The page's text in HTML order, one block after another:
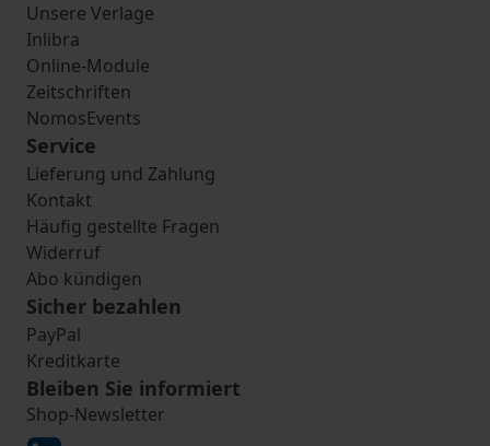
Unsere Verlage
Inlibra
Online-Module
Zeitschriften
NomosEvents
Service
Lieferung und Zahlung
Kontakt
Häufig gestellte Fragen
Widerruf
Abo kündigen
Sicher bezahlen
PayPal
Kreditkarte
Bleiben Sie informiert
Shop-Newsletter